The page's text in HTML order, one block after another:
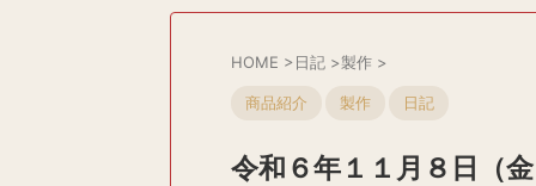
HOME >日記 >製作 >
商品紹介 製作 日記
令和６年１１月８日（